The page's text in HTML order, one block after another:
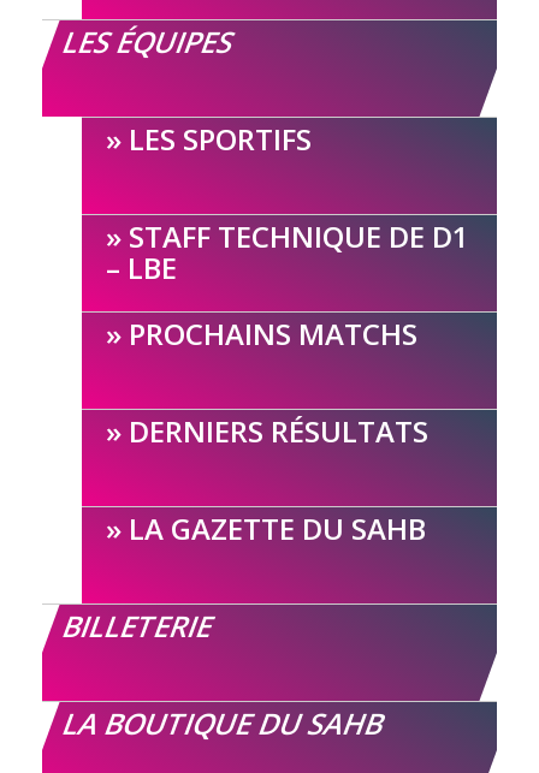
LES ÉQUIPES
LES SPORTIFS
STAFF TECHNIQUE DE D1
– LBE
PROCHAINS MATCHS
DERNIERS RÉSULTATS
LA GAZETTE DU SAHB
BILLETERIE
LA BOUTIQUE DU SAHB